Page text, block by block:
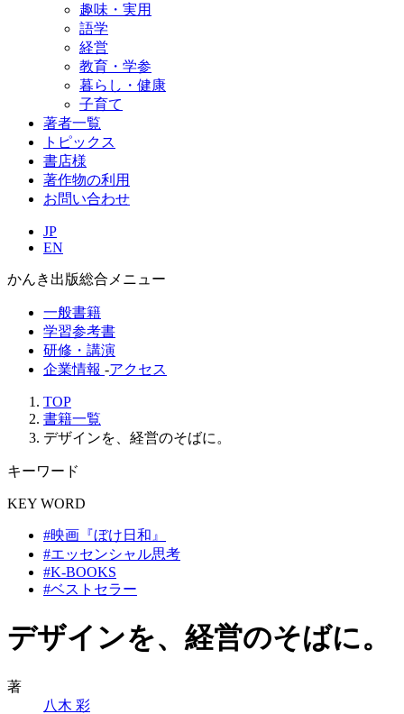
趣味・実用
語学
経営
教育・学参
暮らし・健康
子育て
著者一覧
トピックス
書店様
著作物の利用
お問い合わせ
JP
EN
かんき出版総合メニュー
一般書籍
学習参考書
研修・講演
企業情報 -アクセス
TOP
書籍一覧
デザインを、経営のそばに。
キーワード
KEY WORD
#映画『ぼけ日和』
#エッセンシャル思考
#K-BOOKS
#ベストセラー
デザインを、経営のそばに。
著
八木 彩